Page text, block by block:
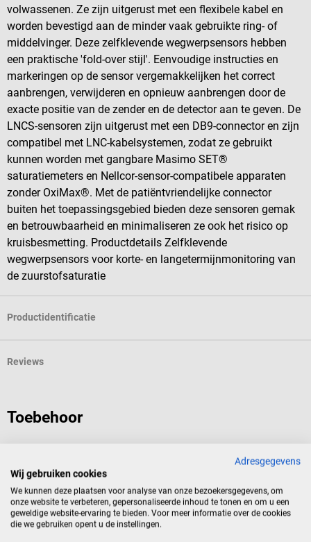
volwassenen. Ze zijn uitgerust met een flexibele kabel en
worden bevestigd aan de minder vaak gebruikte ring- of
middelvinger. Deze zelfklevende wegwerpsensors hebben
een praktische 'fold-over stijl'. Eenvoudige instructies en
markeringen op de sensor vergemakkelijken het correct
aanbrengen, verwijderen en opnieuw aanbrengen door de
exacte positie van de zender en de detector aan te geven. De
LNCS-sensoren zijn uitgerust met een DB9-connector en zijn
compatibel met LNC-kabelsystemen, zodat ze gebruikt
kunnen worden met gangbare Masimo SET®
saturatiemeters en Nellcor-sensor-compatibele apparaten
zonder OxiMax®. Met de patiëntvriendelijke connector
buiten het toepassingsgebied bieden deze sensoren gemak
en betrouwbaarheid en minimaliseren ze ook het risico op
kruisbesmetting. Productdetails Zelfklevende
wegwerpsensors voor korte- en langetermijnmonitoring van
de zuurstofsaturatie
Productidentificatie
Reviews
Toebehoor
Rad-G saturatiemeter
Handheld saturatiemeter met 24 uur batterijduur
Adresgegevens
Wij gebruiken cookies
We kunnen deze plaatsen voor analyse van onze bezoekersgegevens, om
onze website te verbeteren, gepersonaliseerde inhoud te tonen en om u een
geweldige website-ervaring te bieden. Voor meer informatie over de cookies
die we gebruiken opent u de instellingen.